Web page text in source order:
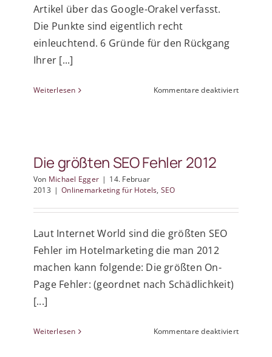
Artikel über das Google-Orakel verfasst.
Die Punkte sind eigentlich recht
einleuchtend. 6 Gründe für den Rückgang
Ihrer [...]
Weiterlesen Kommentare deaktiviertfür
Die größten SEO Fehler 2012
Von Michael Egger | 14. Februar
2013 | Onlinemarketing für Hotels, SEO
Laut Internet World sind die größten SEO
Fehler im Hotelmarketing die man 2012
machen kann folgende: Die größten On-
Page Fehler: (geordnet nach Schädlichkeit)
[...]
Weiterlesen Kommentare deaktiviertfür